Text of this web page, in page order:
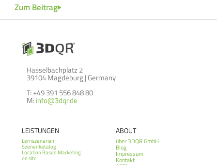
Zum Beitrag
Hasselbachplatz 2
39104 Magdeburg | Germany
T: +49 391 556 848 80
M:info@3dqr.de
LEISTUNGEN
Lernszenarien
Szenenkatalog
Location Based Marketing
on site
ABOUT
über 3DQR GmbH
Blog
Impressum
Kontakt